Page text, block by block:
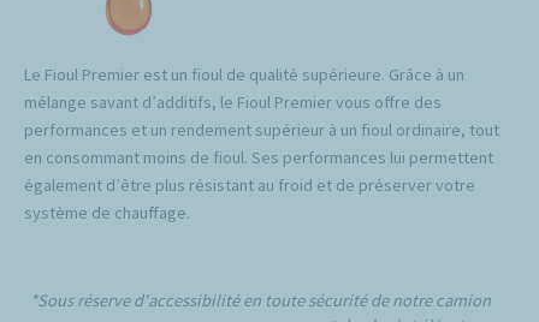
Le Fioul Premier est un fioul de qualité supérieure. Grâce à un
mélange savant d’additifs, le Fioul Premier vous offre des
performances et un rendement supérieur à un fioul ordinaire, tout
en consommant moins de fioul. Ses performances lui permettent
également d’être plus résistant au froid et de préserver votre
système de chauffage.
*Sous réserve d'accessibilité en toute sécurité de notre camion